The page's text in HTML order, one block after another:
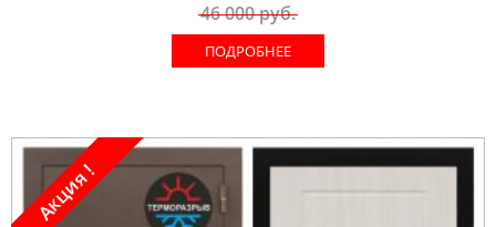
46 000руб.
ПОДРОБНЕЕ
Акция !